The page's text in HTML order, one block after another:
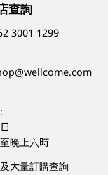
查詢
3001 1299
晚上六時
大量訂購查詢